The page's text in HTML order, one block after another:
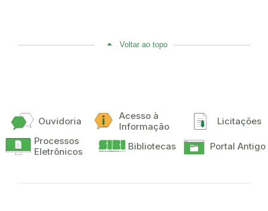
Voltar ao topo
Ouvidoria
Acesso à
Informação
Licitações
Processos
Eletrônicos
Bibliotecas Portal Antigo